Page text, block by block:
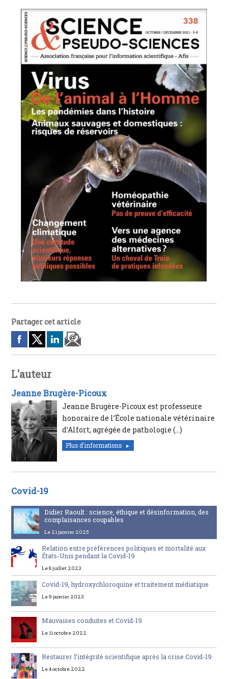
Partager cet article
L'auteur
Jeanne Brugère-Picoux
Jeanne Brugère-Picoux est professeure
honoraire de l’École nationale vétérinaire
d’Alfort, agrégée de pathologie (…)
Plus d'informations
Covid-19
Didier Raoult : science, éthique et désinformation, des
complaisances coupables
Le 21 janvier 2025
Relation entre préférences politiques et mortalité aux
États-Unis pendant la Covid-19
Le 8 juillet 2023
Covid-19, hydroxychloroquine et traitement médiatique
Le 9 janvier 2023
Mauvaises conduites et Covid-19
Le 11 octobre 2022
Restaurer l’intégrité scientifique après la crise Covid-19
Le 4 octobre 2022